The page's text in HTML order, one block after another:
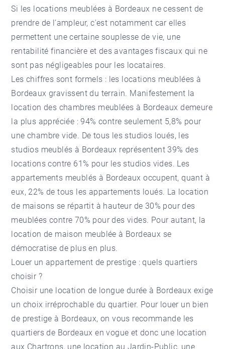
Si les locations meublées à Bordeaux ne cessent de
prendre de l’ampleur, c'est notamment car elles
permettent une certaine souplesse de vie, une
rentabilité financière et des avantages fiscaux qui ne
sont pas négligeables pour les locataires.
Les chiffres sont formels : les locations meublées à
Bordeaux gravissent du terrain. Manifestement la
location des chambres meublées à Bordeaux demeure
la plus appréciée : 94% contre seulement 5,8% pour
une chambre vide. De tous les studios loués, les
studios meublés à Bordeaux représentent 39% des
locations contre 61% pour les studios vides. Les
appartements meublés à Bordeaux occupent, quant à
eux, 22% de tous les appartements loués. La location
de maisons se répartit à hauteur de 30% pour des
meublées contre 70% pour des vides. Pour autant, la
location de maison meublée à Bordeaux se
démocratise de plus en plus.
Louer un appartement de prestige : quels quartiers
choisir ?
Choisir une location de longue durée à Bordeaux exige
un choix irréprochable du quartier. Pour louer un bien
de prestige à Bordeaux, on vous recommande les
quartiers de Bordeaux en vogue et donc une location
aux Chartrons, une location au Jardin-Public, une